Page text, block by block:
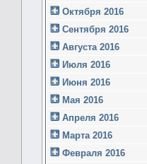
Октября 2016
Сентября 2016
Августа 2016
Июля 2016
Июня 2016
Мая 2016
Апреля 2016
Марта 2016
Февраля 2016